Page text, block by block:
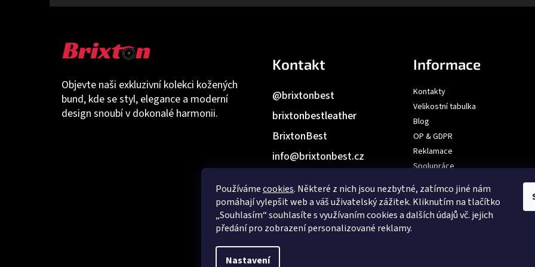
Používámecookies. Některé z nich jsou nezbytné, zatímco jiné nám
pomáhají vylepšit web a váš uživatelský zážitek. Kliknutím na tlačítko
„Souhlasím“ souhlasíte s využívaním cookies a dalších údajů vč. jejich
předání pro zobrazení personalizované reklamy.
Nastavení
Objevte naši exkluzivní kolekci kožených
bund, kde se styl, elegance a moderní
design snoubí v dokonalé harmonii.
Kontakt
info@brixtonbest.cz
BrixtonBest
brixtonbestleather
@brixtonbest
Informace
Kontakty
Velikostní tabulka
Blog
OP & GDPR
Reklamace
Spolupráce
Výroba na přání | Velkoobchod
Prodejna: V Hůrkách 2144/3,
Praha